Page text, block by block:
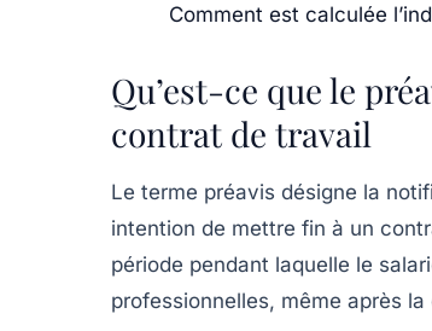
Comment est calculée
Qu’est-ce que le
contrat de travail
Le terme préavis désigne la
intention de mettre fin à un
période pendant laquelle le
professionnelles, même après